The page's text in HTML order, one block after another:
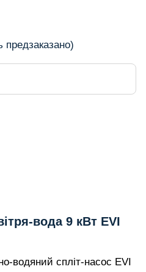
вода 9 кВт EVI
водяний спліт-насос EVI